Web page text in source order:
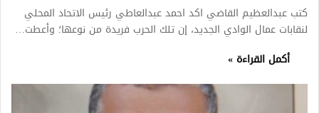
كتب عبدالعظيم القاضي اكد احمد عبدالعاطي رئيس الاتحاد المحلي
لنقابات عمال الوادي الجديد، إن تلك الحرب فريدة من نوعها؛ وأعطت…
أكمل القراءة »